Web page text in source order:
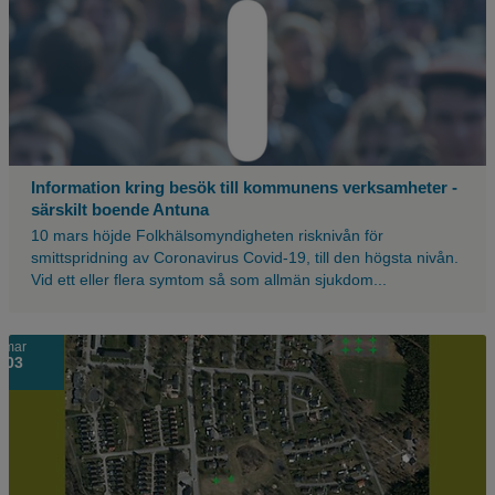
Information kring besök till kommunens verksamheter -
särskilt boende Antuna
10 mars höjde Folkhälsomyndigheten risknivån för
smittspridning av Coronavirus Covid-19, till den högsta nivån.
Vid ett eller flera symtom så som allmän sjukdom...
en
massa
nyans
med
stort
utropstecken.
mar
03
Skärmbild
över
ställen
jordprover